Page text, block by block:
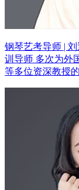
钢琴艺考导师 |
训导师 多次为外
等多位资深教授